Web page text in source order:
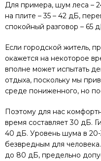
Для примера, шум леса –
на плите – 35 – 42 дБ,
спокойный разговор – 65
Если городской житель,
окажется на некоторое
вполне может испытать
отдыха, поскольку мы
среде пониженного, но
Поэтому для нас
время составляет 30 дБ.
40 дБ. Уровень шума в
безвредным для
до 80 дБ, предельно